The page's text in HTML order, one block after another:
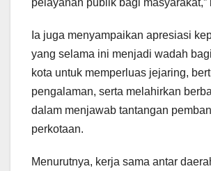
pelayanan publik bagi masyarakat,”
Ia juga menyampaikan apresiasi
yang selama ini menjadi wadah
kota untuk memperluas jejaring,
pengalaman, serta melahirkan
dalam menjawab tantangan
perkotaan.
Menurutnya, kerja sama antar